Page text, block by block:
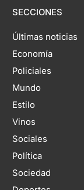
SECCIONES
Últimas noticias
Economía
Policiales
Mundo
Estilo
Vinos
Sociales
Política
Sociedad